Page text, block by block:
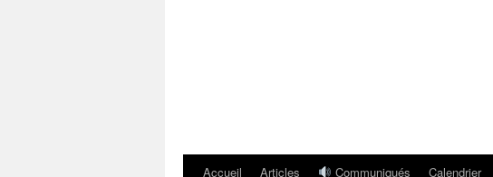
Accueil Articles Communiqués Calendrier